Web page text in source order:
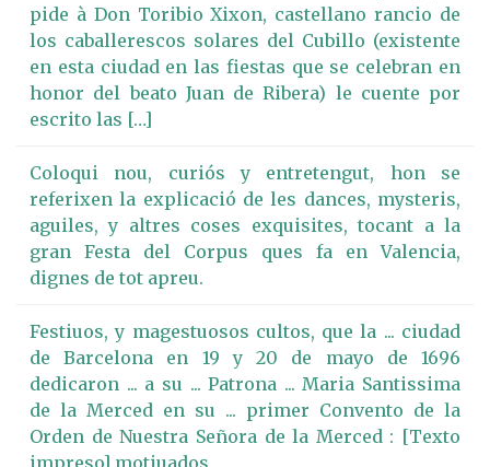
pide à Don Toribio Xixon, castellano rancio de
los caballerescos solares del Cubillo (existente
en esta ciudad en las fiestas que se celebran en
honor del beato Juan de Ribera) le cuente por
escrito las […]
Coloqui nou, curiós y entretengut, hon se
referixen la explicació de les dances, mysteris,
aguiles, y altres coses exquisites, tocant a la
gran Festa del Corpus ques fa en Valencia,
dignes de tot apreu.
Festiuos, y magestuosos cultos, que la ... ciudad
de Barcelona en 19 y 20 de mayo de 1696
dedicaron ... a su ... Patrona ... Maria Santissima
de la Merced en su ... primer Convento de la
Orden de Nuestra Señora de la Merced : [Texto
impreso] motiuados